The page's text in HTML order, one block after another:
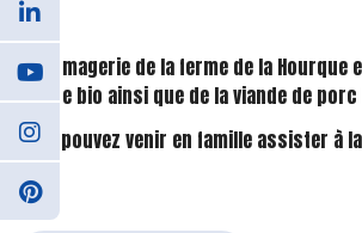
La fromagerie de la ferme de la
chèvre bio ainsi que de la viande de
Vous pouvez venir en famille assister à